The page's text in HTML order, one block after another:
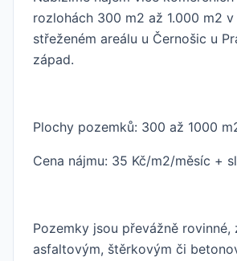
rozlohách 300 m2 až 1.000 m2
střeženém areálu u Černošic u
západ.
Plochy pozemků: 300 až 1000
Cena nájmu: 35 Kč/m2/měsíc +
Pozemky jsou převážně rovinné,
asfaltovým, štěrkovým či